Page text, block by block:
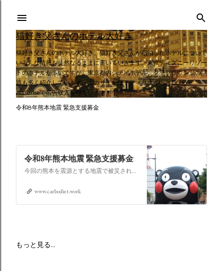
スキップしてメイン コンテンツに移動
猫好き父さんのホテル大好き
猫好き父さんのホテル大好き。猫好き父さんが宿泊したホテルについて
いろんな情報を徒然なるままに書いていきます。東京ディズニーリゾー
トのホテルが多いですが、東京都内シティホテル、クラブラウンジの話
題も多く紹介しています。このサイトはアフィリエイトとGoogle
AdSenseで広告収入を得ています。
令和8年熊本地震 緊急支援募金
令和8年熊本地震 緊急支援募金
今回の熊本を震源とする地震で被災された皆さままだまだ余震も続き大変な時間を過ごされていると思います。心よりお見舞い申し上げます
www.carbodiet.work
もっと見る…